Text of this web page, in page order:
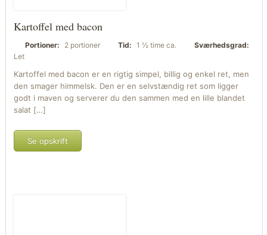
Kartoffel med bacon
Portioner: 2 portioner Tid: 1 ½ time ca.
Sværhedsgrad:
Let
Kartoffel med bacon er en rigtig simpel, billig og enkel ret, men
den smager himmelsk. Den er en selvstændig ret som ligger
godt i maven og serverer du den sammen med en lille blandet
salat […]
Se opskrift